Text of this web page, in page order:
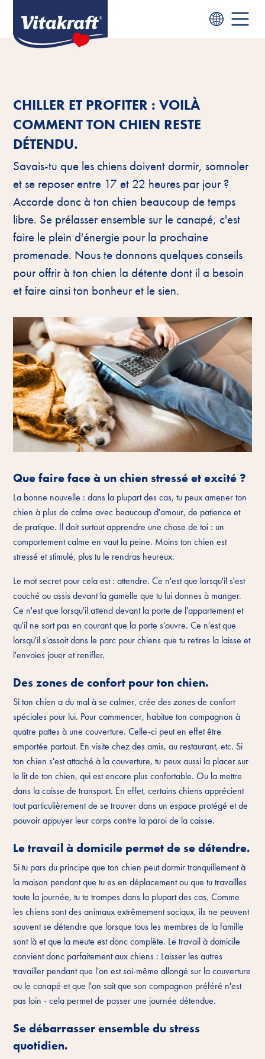
CHILLER ET PROFITER : VOILÀ
COMMENT TON CHIEN RESTE
DÉTENDU.
Savais-tu que les chiens doivent dormir, somnoler
et se reposer entre 17 et 22 heures par jour ?
Accorde donc à ton chien beaucoup de temps
libre. Se prélasser ensemble sur le canapé, c'est
faire le plein d'énergie pour la prochaine
promenade. Nous te donnons quelques conseils
pour offrir à ton chien la détente dont il a besoin
et faire ainsi ton bonheur et le sien.
Que faire face à un chien stressé et excité ?
La bonne nouvelle : dans la plupart des cas, tu peux amener ton
chien à plus de calme avec beaucoup d'amour, de patience et
de pratique. Il doit surtout apprendre une chose de toi : un
comportement calme en vaut la peine. Moins ton chien est
stressé et stimulé, plus tu le rendras heureux.
Le mot secret pour cela est : attendre. Ce n'est que lorsqu'il s'est
couché ou assis devant la gamelle que tu lui donnes à manger.
Ce n'est que lorsqu'il attend devant la porte de l'appartement et
qu'il ne sort pas en courant que la porte s'ouvre. Ce n'est que
lorsqu'il s'assoit dans le parc pour chiens que tu retires la laisse et
l'envoies jouer et renifler.
Des zones de confort pour ton chien.
Si ton chien a du mal à se calmer, crée des zones de confort
spéciales pour lui. Pour commencer, habitue ton compagnon à
quatre pattes à une couverture. Celle-ci peut en effet être
emportée partout. En visite chez des amis, au restaurant, etc. Si
ton chien s'est attaché à la couverture, tu peux aussi la placer sur
le lit de ton chien, qui est encore plus confortable. Ou la mettre
dans la caisse de transport. En effet, certains chiens apprécient
tout particulièrement de se trouver dans un espace protégé et de
pouvoir appuyer leur corps contre la paroi de la caisse.
Le travail à domicile permet de se détendre.
Si tu pars du principe que ton chien peut dormir tranquillement à
la maison pendant que tu es en déplacement ou que tu travailles
toute la journée, tu te trompes dans la plupart des cas. Comme
les chiens sont des animaux extrêmement sociaux, ils ne peuvent
souvent se détendre que lorsque tous les membres de la famille
sont là et que la meute est donc complète. Le travail à domicile
convient donc parfaitement aux chiens : Laisser les autres
travailler pendant que l'on est soi-même allongé sur la couverture
ou le canapé et que l'on sait que son compagnon préféré n'est
pas loin - cela permet de passer une journée détendue.
Se débarrasser ensemble du stress
quotidien.